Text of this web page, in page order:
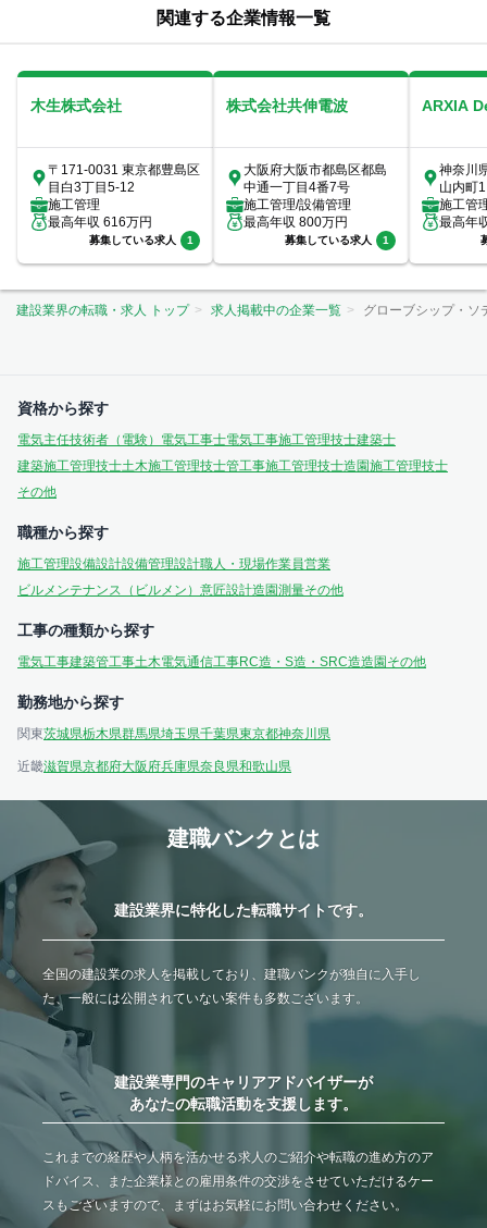
関連する企業情報一覧
木生株式会社
〒171-0031 東京都豊島区
目白3丁目5-12
施工管理
最高年収 616万円
募集している求人 1
株式会社共伸電波
大阪府大阪市都島区都島
中通一丁目4番7号
施工管理/設備管理
最高年収 800万円
募集している求人 1
ARXIA
神奈川
山内町
室
施工管
最高年
建設業界の転職・求人 トップ 求人掲載中の企業一覧 グローブシップ・ソ
資格から探す
電気主任技術者（電験） 電気工事士電気工事施工管理技士建築士
建築施工管理技士土木施工管理技士管工事施工管理技士造園施工管理技士
その他
職種から探す
施工管理設備設計設備管理設計職人・現場作業員営業
ビルメンテナンス（ビルメン） 意匠設計造園測量その他
工事の種類から探す
電気工事建築管工事土木電気通信工事RC造・S造・SRC造造園 その他
勤務地から探す
関東茨城県栃木県群馬県埼玉県千葉県東京都神奈川県
近畿滋賀県京都府大阪府兵庫県奈良県和歌山県
建職バンクとは
建設業界に特化した転職サイトです。
全国の建設業の求人を掲載しており、建職バンクが独自に入手し
た、一般には公開されていない案件も多数ございます。
建設業専門のキャリアアドバイザーが
あなたの転職活動を支援します。
これまでの経歴や人柄を活かせる求人のご紹介や転職の進め方のア
ドバイス、また企業様との雇用条件の交渉をさせていただけるケー
スもございますので、まずはお気軽にお問い合わせください。